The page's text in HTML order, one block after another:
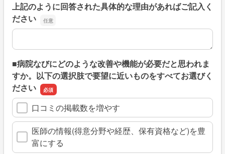
上記のように回答された具体的な理由があればご記入く
ださい
上記のように回答された具体的な理由があればご記入くだ
■病院なびにどのような改善や機能が必要だと思われま
すか。以下の選択肢で要望に近いものをすべてお選びく
ださい
口コミの掲載数を増やす
医師の情報(得意分野や経歴、保有資格など)を豊
富にする